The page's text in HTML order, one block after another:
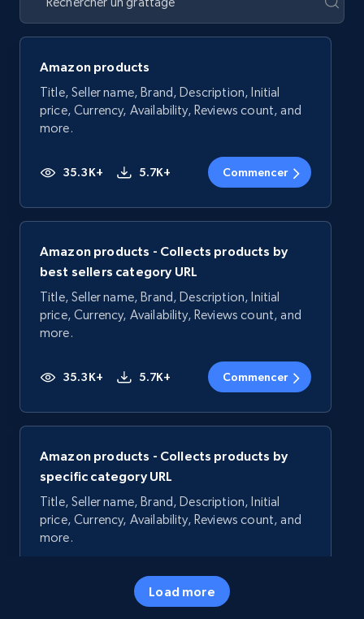
Amazon products
Title, Seller name, Brand, Description, Initial
price, Currency, Availability, Reviews count, and
more.
35.3K+ 5.7K+ Commencer
Amazon products - Collects products by
best sellers category URL
Title, Seller name, Brand, Description, Initial
price, Currency, Availability, Reviews count, and
more.
35.3K+ 5.7K+ Commencer
Amazon products - Collects products by
specific category URL
Title, Seller name, Brand, Description, Initial
price, Currency, Availability, Reviews count, and
more.
5.7K+ Commencer
Load more